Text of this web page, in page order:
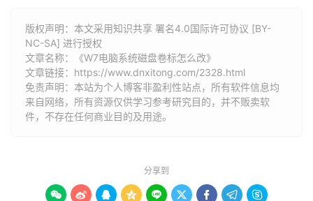
版权声明：本文采用知识共享 署名4.0国际许可协议 [BY-
NC-SA] 进行授权
文章名称：《W7电脑系统磁盘卷标怎么改》
文章链接： https://www.dnxitong.com/2328.html
免责声明：本站为个人博客非盈利性站点，所有软件信息均
来自网络，所有资源仅供学习参考研究目的，并不贩卖软
件，不存在任何商业目的及用途。
分享到
        